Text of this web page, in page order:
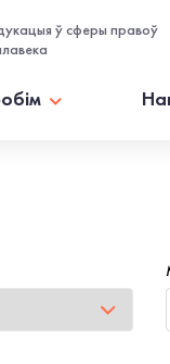
ў сферы правоў